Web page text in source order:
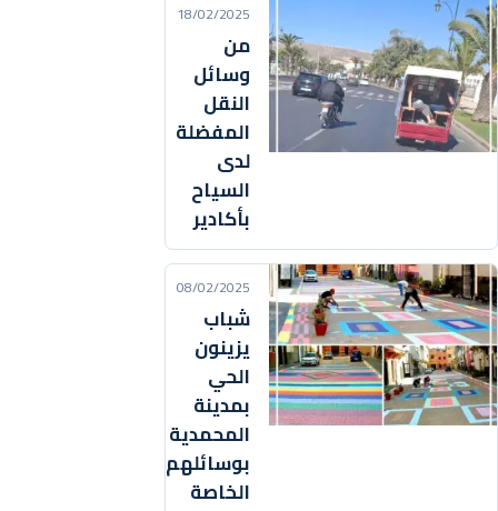
18/02/2025
من
وسائل
النقل
المفضلة
لدى
السياح
بأكادير
08/02/2025
شباب
يزينون
الحي
بمدينة
المحمدية
بوسائلهم
الخاصة